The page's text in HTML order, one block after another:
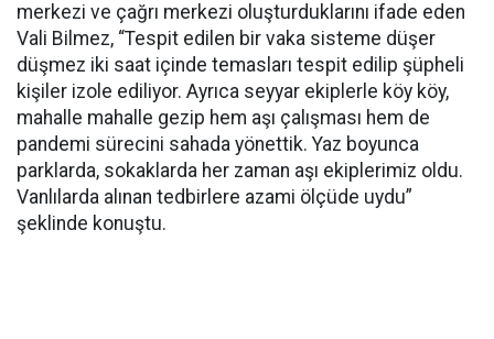
merkezi ve çağrı merkezi oluşturduklarını ifade eden
Vali Bilmez, “Tespit edilen bir vaka sisteme düşer
düşmez iki saat içinde temasları tespit edilip şüpheli
kişiler izole ediliyor. Ayrıca seyyar ekiplerle köy köy,
mahalle mahalle gezip hem aşı çalışması hem de
pandemi sürecini sahada yönettik. Yaz boyunca
parklarda, sokaklarda her zaman aşı ekiplerimiz oldu.
Vanlılarda alınan tedbirlere azami ölçüde uydu”
şeklinde konuştu.